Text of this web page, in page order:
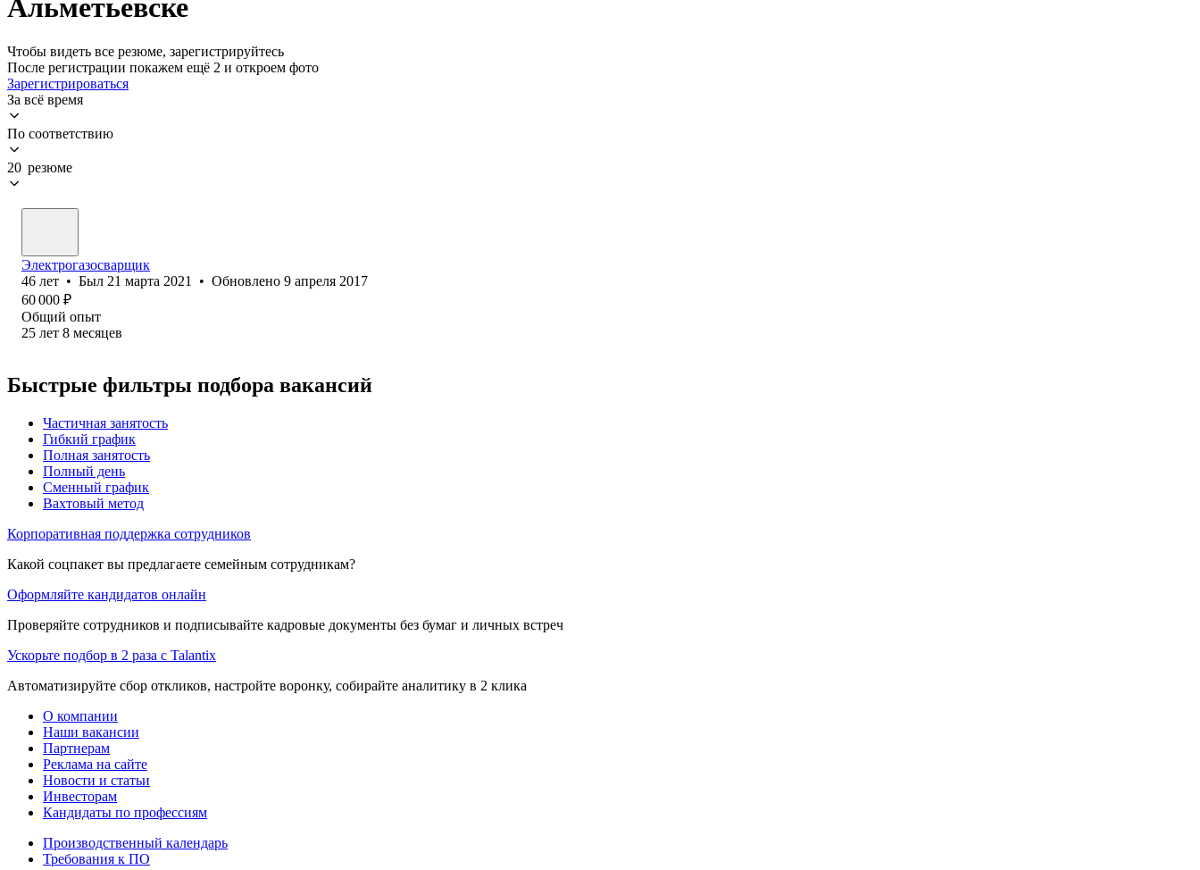
Альметьевске
Чтобы видеть все резюме, зарегистрируйтесь
После регистрации покажем ещё 2 и откроем фото
Зарегистрироваться
За всё время
По соответствию
20 резюме
Электрогазосварщик
46 лет • Был 21 марта 2021 • Обновлено 9 апреля 2017
60 000 ₽
Общий опыт
25 лет 8 месяцев
Быстрые фильтры подбора вакансий
Частичная занятость
Гибкий график
Полная занятость
Полный день
Сменный график
Вахтовый метод
Корпоративная поддержка сотрудников
Какой соцпакет вы предлагаете семейным сотрудникам?
Оформляйте кандидатов онлайн
Проверяйте сотрудников и подписывайте кадровые документы без бумаг и личных встреч
Ускорьте подбор в 2 раза с Talantix
Автоматизируйте сбор откликов, настройте воронку, собирайте аналитику в 2 клика
О компании
Наши вакансии
Партнерам
Реклама на сайте
Новости и статьи
Инвесторам
Кандидаты по профессиям
Производственный календарь
Требования к ПО